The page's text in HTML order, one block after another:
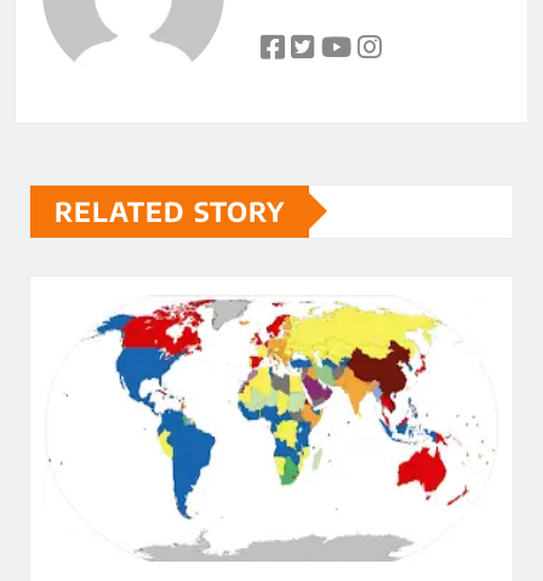
RELATED STORY